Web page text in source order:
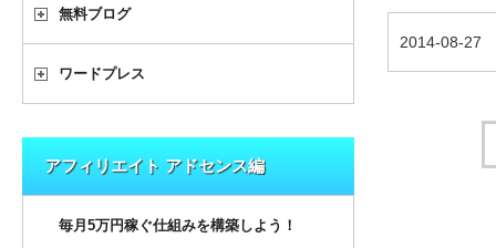
2014-08-27
無料ブログ
ワードプレス
アフィリエイト アドセンス編
毎月5万円稼ぐ仕組みを構築しよう！